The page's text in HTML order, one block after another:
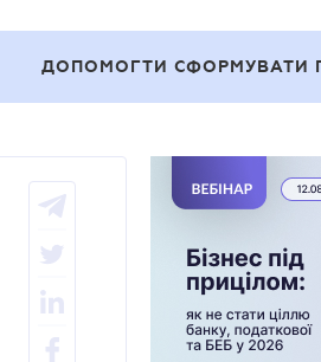
ДОПОМОГТИ СФОРМУВАТИ